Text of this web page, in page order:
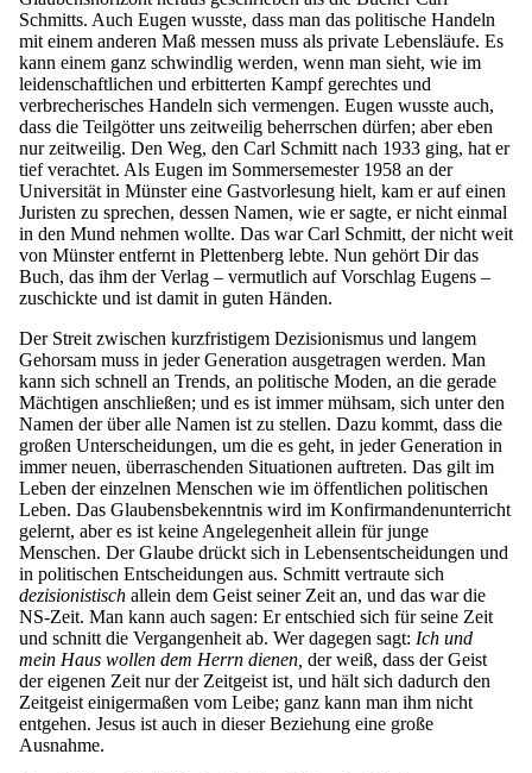
Schmitts. Auch Eugen wusste, dass man das politische Handeln
mit einem anderen Maß messen muss als private Lebensläufe. Es
kann einem ganz schwindlig werden, wenn man sieht, wie im
leidenschaftlichen und erbitterten Kampf gerechtes und
verbrecherisches Handeln sich vermengen. Eugen wusste auch,
dass die Teilgötter uns zeitweilig beherrschen dürfen; aber eben
nur zeitweilig. Den Weg, den Carl Schmitt nach 1933 ging, hat er
tief verachtet. Als Eugen im Sommersemester 1958 an der
Universität in Münster eine Gastvorlesung hielt, kam er auf einen
Juristen zu sprechen, dessen Namen, wie er sagte, er nicht einmal
in den Mund nehmen wollte. Das war Carl Schmitt, der nicht weit
von Münster entfernt in Plettenberg lebte. Nun gehört Dir das
Buch, das ihm der Verlag – vermutlich auf Vorschlag Eugens –
zuschickte und ist damit in guten Händen.
Der Streit zwischen kurzfristigem Dezisionismus und langem
Gehorsam muss in jeder Generation ausgetragen werden. Man
kann sich schnell an Trends, an politische Moden, an die gerade
Mächtigen anschließen; und es ist immer mühsam, sich unter den
Namen der über alle Namen ist zu stellen. Dazu kommt, dass die
großen Unterscheidungen, um die es geht, in jeder Generation in
immer neuen, überraschenden Situationen auftreten. Das gilt im
Leben der einzelnen Menschen wie im öffentlichen politischen
Leben. Das Glaubensbekenntnis wird im Konfirmandenunterricht
gelernt, aber es ist keine Angelegenheit allein für junge
Menschen. Der Glaube drückt sich in Lebensentscheidungen und
in politischen Entscheidungen aus. Schmitt vertraute sich
dezisionistisch allein dem Geist seiner Zeit an, und das war die
NS-Zeit. Man kann auch sagen: Er entschied sich für seine Zeit
und schnitt die Vergangenheit ab. Wer dagegen sagt: Ich und
mein Haus wollen dem Herrn dienen, der weiß, dass der Geist
der eigenen Zeit nur der Zeitgeist ist, und hält sich dadurch den
Zeitgeist einigermaßen vom Leibe; ganz kann man ihm nicht
entgehen. Jesus ist auch in dieser Beziehung eine große
Ausnahme.